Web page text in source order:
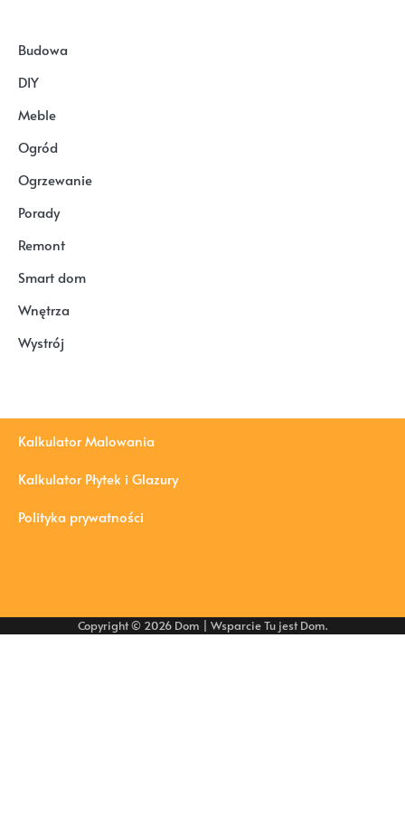
Budowa
DIY
Meble
Ogród
Ogrzewanie
Porady
Remont
Smart dom
Wnętrza
Wystrój
Kalkulator Malowania
Kalkulator Płytek i Glazury
Polityka prywatności
Copyright © 2026 Dom | WsparcieTu jest Dom.